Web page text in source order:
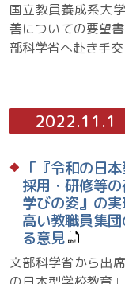
国立教員養成系大
善についての要望
部科学省へ赴き手
2022.11.1
「『令和の日
採用・研修等
学びの姿』の
高い教職員集
る意見
文部科学省から出